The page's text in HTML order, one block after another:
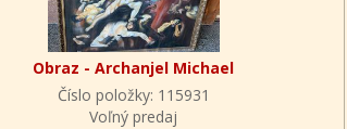
Obraz - Archanjel Michael
Číslo položky: 115931
Voľný predaj